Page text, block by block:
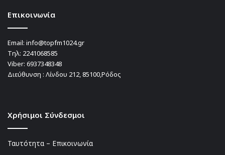
Επικοινωνία
Email: info@topfm1024.gr
Τηλ: 2241068585
Viber: 6937348348
Διεύθυνση : Λίνδου 212, 85100,Ρόδος
Χρήσιμοι Σύνδεσμοι
Ταυτότητα – Επικοινωνία